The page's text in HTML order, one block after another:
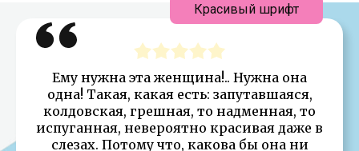
Ему нужна эта женщина!.. Нужна она
одна! Такая, какая есть: запутавшаяся,
колдовская, грешная, то надменная, то
испуганная, невероятно красивая даже в
слезах. Потому что, какова бы она ни
Красивый шрифт